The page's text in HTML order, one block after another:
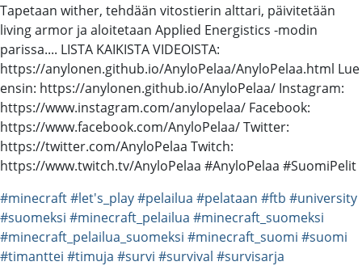
Tapetaan wither, tehdään vitostierin alttari, päivitetään
living armor ja aloitetaan Applied Energistics -modin
parissa.... LISTA KAIKISTA VIDEOISTA:
https://anylonen.github.io/AnyloPelaa/AnyloPelaa.html Lue
ensin: https://anylonen.github.io/AnyloPelaa/ Instagram:
https://www.instagram.com/anylopelaa/ Facebook:
https://www.facebook.com/AnyloPelaa/ Twitter:
https://twitter.com/AnyloPelaa Twitch:
https://www.twitch.tv/AnyloPelaa #AnyloPelaa #SuomiPelit
#minecraft#let's_play#pelailua #pelataan #ftb #university
#suomeksi #minecraft_pelailua #minecraft_suomeksi
#minecraft_pelailua_suomeksi #minecraft_suomi #suomi
#timanttei #timuja #survi #survival #survisarja